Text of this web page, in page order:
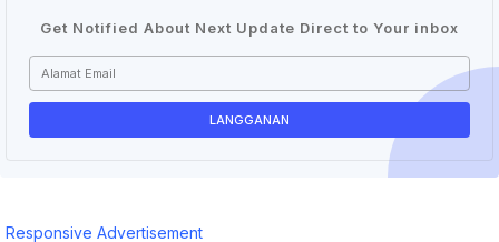
Get Notified About Next Update Direct to Your inbox
Responsive Advertisement